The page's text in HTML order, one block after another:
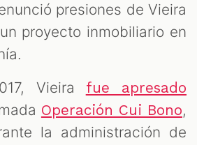
presiones de Vieira
proyecto inmobiliario en
Vieira fue apresado
Operación Cui Bono,
la administración de